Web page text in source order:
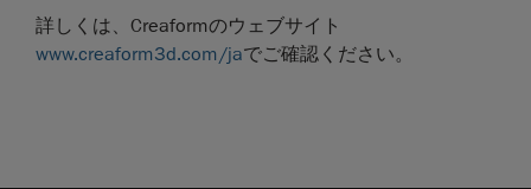
詳しくは、Creaformのウェブサイト
www.creaform3d.com/jaでご確認ください。